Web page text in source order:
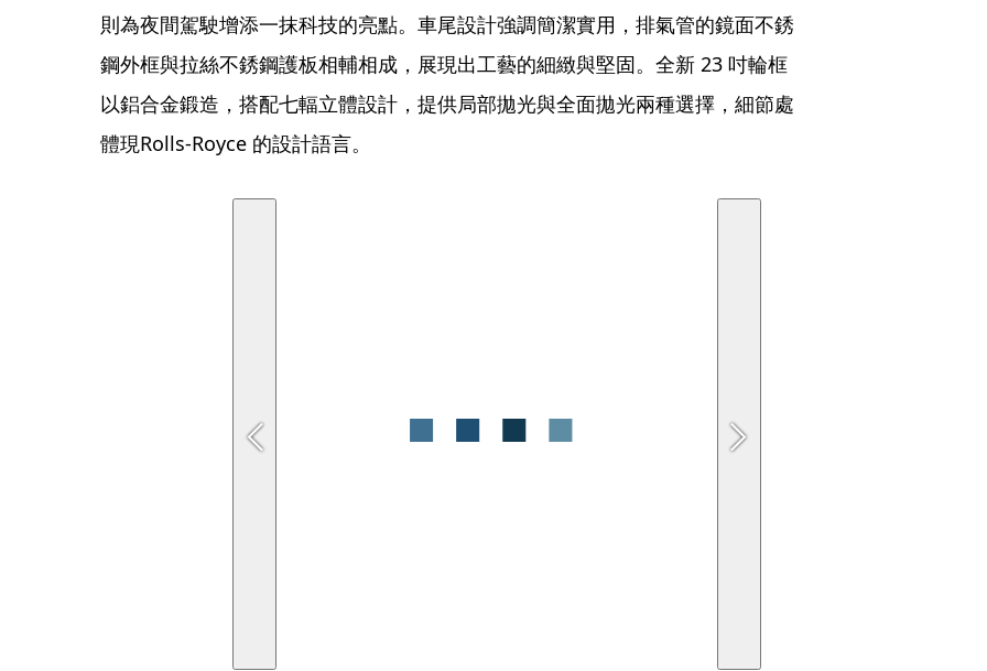
則為夜間駕駛增添一抹科技的亮點。車尾設計強調簡潔實用，排氣管的鏡面不銹
鋼外框與拉絲不銹鋼護板相輔相成，展現出工藝的細緻與堅固。全新 23 吋輪框
以鋁合金鍛造，搭配七輻立體設計，提供局部拋光與全面拋光兩種選擇，細節處
體現Rolls-Royce 的設計語言。